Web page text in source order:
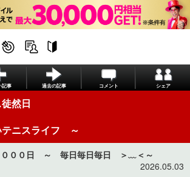
記事 過去の記事 コメント シェア
然日
ニスライフ ～
０００日 ～ 毎日毎日毎日 ＞﹏＜～
2026.05.03